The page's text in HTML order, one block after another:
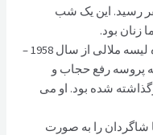
رسید. این یک شب
زنان بود.
صالحه فاروق اعتمادی سرپرست مدیره لیسه ملالی از سال 1958 –
که پروسه رفع حجاب و
شده بود. او می
شاگردان را به صورت